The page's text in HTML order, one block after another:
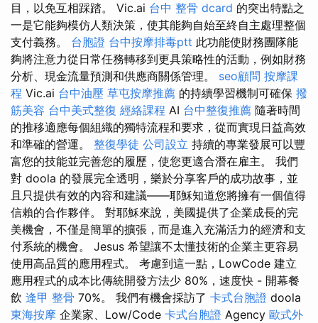
目，以免互相踩踏。 Vic.ai 台中 整骨 dcard 的突出特點之
一是它能夠模仿人類決策，使其能夠自始至終自主處理整個
支付義務。 台胞證 台中按摩排毒ptt 此功能使財務團隊能
夠將注意力從日常任務轉移到更具策略性的活動，例如財務
分析、現金流量預測和供應商關係管理。 seo顧問 按摩課
程 Vic.ai 台中油壓 草屯按摩推薦 的持續學習機制可確保 撥
筋美容 台中美式整復 經絡課程 AI 台中整復推薦 隨著時間
的推移適應每個組織的獨特流程和要求，從而實現日益高效
和準確的營運。 整復學徒 公司設立 持續的專業發展可以豐
富您的技能並完善您的履歷，使您更適合潛在雇主。 我們
對 doola 的發展完全透明，樂於分享客戶的成功故事，並
且只提供有效的內容和建議——耶穌知道您將擁有一個值得
信賴的合作夥伴。 對耶穌來說，美國提供了企業成長的完
美機會，不僅是簡單的擴張，而是進入充滿活力的經濟和支
付系統的機會。 Jesus 希望讓不太懂技術的企業主更容易
使用高品質的應用程式。 考慮到這一點，LowCode 建立
應用程式的成本比傳統開發方法少 80%，速度快 - 開幕餐
飲 逢甲 整骨 70%。 我們有機會採訪了 卡式台胞證 doola
東海按摩 企業家、Low/Code 卡式台胞證 Agency 歐式外